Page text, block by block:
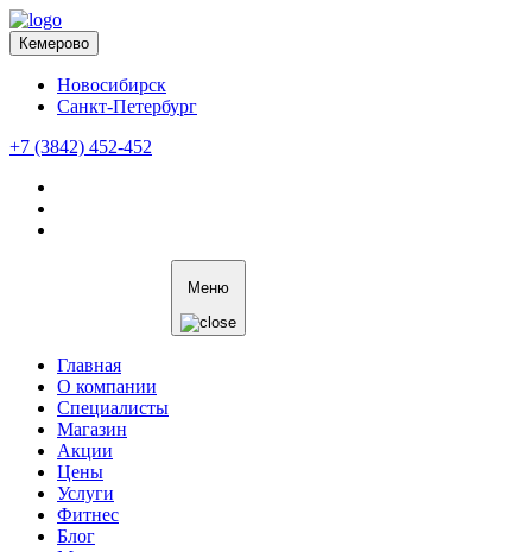
Кемерово
Новосибирск
Санкт-Петербург
+7 (3842) 452-452
Меню
Главная
О компании
Специалисты
Магазин
Акции
Цены
Услуги
Фитнес
Блог